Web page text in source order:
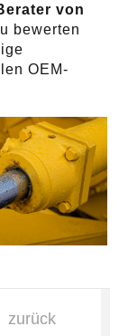
von
bewerten
OEM-
zurück